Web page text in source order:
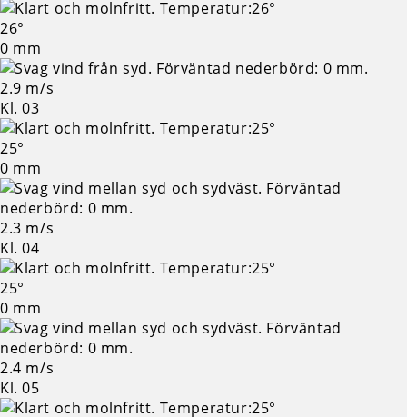
26°
0 mm
2.9 m/s
Kl. 03
25°
0 mm
2.3 m/s
Kl. 04
25°
0 mm
2.4 m/s
Kl. 05